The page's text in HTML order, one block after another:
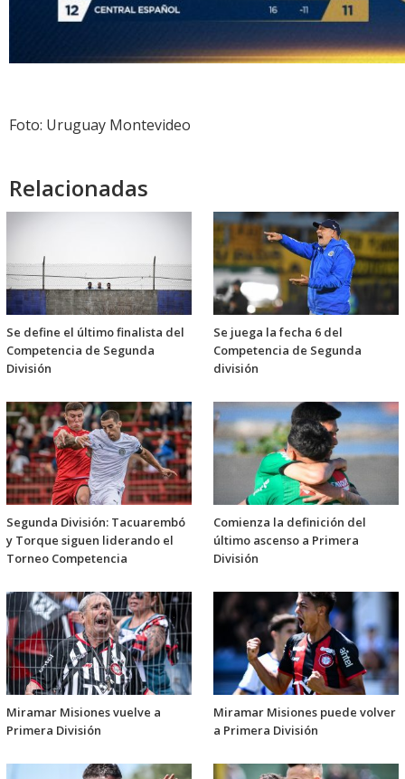
Foto: Uruguay Montevideo
Relacionadas
Se define el último finalista del
Competencia de Segunda
División
Se juega la fecha 6 del
Competencia de Segunda
división
Segunda División: Tacuarembó
y Torque siguen liderando el
Torneo Competencia
Comienza la definición del
último ascenso a Primera
División
Miramar Misiones vuelve a
Primera División
Miramar Misiones puede volver
a Primera División